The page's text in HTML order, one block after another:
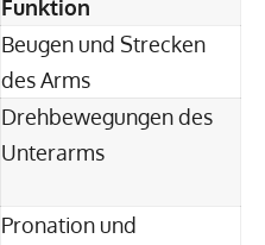
Funktion
Beugen und Strecken
des Arms
Drehbewegungen des
Unterarms
Pronation und